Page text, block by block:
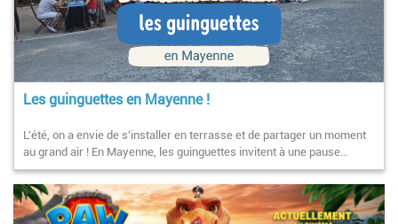
Les guinguettes en Mayenne !
L'été, on a envie de s'installer en terrasse et de partager un moment
au grand air ! En Mayenne, les guinguettes invitent à une pause…